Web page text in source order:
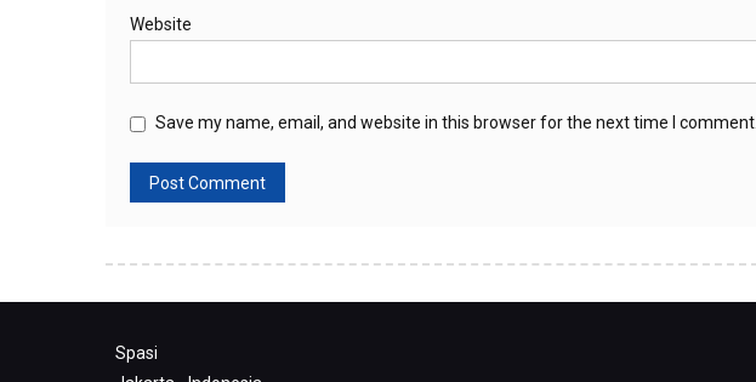
Website
Save my name, email, and website in this browser for the next time I comment.
Spasi